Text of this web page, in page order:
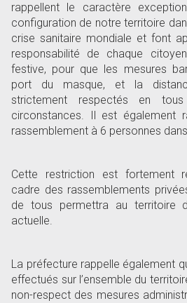
rappellent le caractère
configuration de notre territoire
crise sanitaire mondiale et font
responsabilité de chaque
festive, pour que les mesures
port du masque, et la
strictement respectés en
circonstances. Il est également
rassemblement à 6 personnes
Cette restriction est fortement
cadre des rassemblements
de tous permettra au territoire
actuelle.
La préfecture rappelle également
effectués sur l’ensemble du
non-respect des mesures